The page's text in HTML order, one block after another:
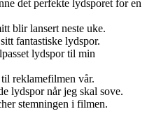
det perfekte lydsporet for en
blir lansert neste uke.
fantastiske lydspor.
lydspor til min
reklamefilmen vår.
lydspor når jeg skal sove.
stemningen i filmen.